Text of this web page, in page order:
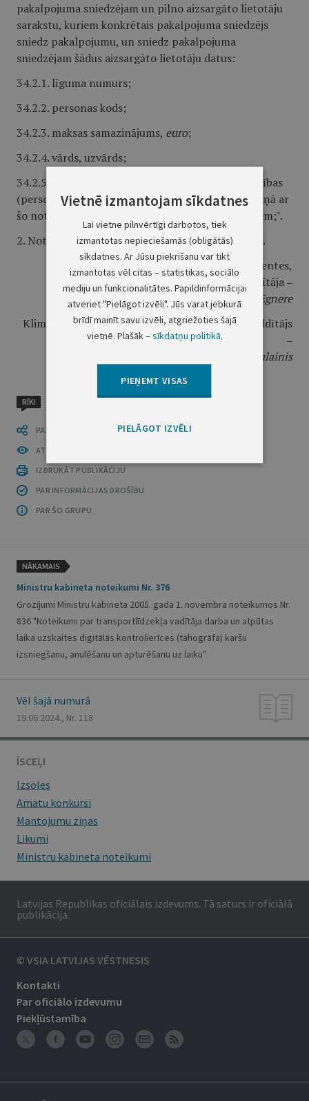
pakalpojuma sniedzējam un pilno aizsargāto lietotāju
sarakstu, kuriem konkrētais pakalpojuma sniedzējs
sniedz pakalpojumu, un sniedz pakalpojuma
sniedzējam šādus aizsargāto lietotāju datus:
34.2.1. līguma numurs;
34.2.2. personas kods;
34.2.3. maksas samazinājums, euro;
34.2.4. vārds, uzvārds;
34.2.5. trūcīgas vai maznodrošinātas mājsaimniecības
(personas) pakalpojuma saņemšanas adrese saskaņā ar
šo noteikumu 28.5. apakšpunktā minētajiem datiem;".
2. Noteikumi stājas spēkā 2024. gada 1. septembrī.
Ministru prezidentes,
kultūras ministra pienākumu izpildītāja ‒
tieslietu ministre I. Lībiņa-Egnere
Klimata un enerģētikas ministra pienākumu izpildītājs
‒
V. Valainis
RĪKI
PASTĀSTI CITIEM
ATVĒRT PUBLIKĀCIJU (PDF)
IZDRUKĀT PUBLIKĀCIJU
PAR INFORMĀCIJAS DROŠĪBU
PAR ŠO GRUPU
NĀKAMAIS
Ministru kabineta noteikumi Nr. 376
Grozījumi Ministru kabineta 2005. gada 1. novembra noteikumos Nr.
836 "Noteikumi par transportlīdzekļa vadītāja darba un atpūtas
laika uzskaites digitālās kontrolierīces (tahogrāfa) karšu
izsniegšanu, anulēšanu un apturēšanu uz laiku"
Vēl šajā numurā
19.06.2024., Nr. 118
ĪSCEĻI
Izsoles
Amatu konkursi
Mantojumu ziņas
Likumi
Ministru kabineta noteikumi
Latvijas Republikas oficiālais izdevums. Tā saturs ir oficiālā
publikācija.
© VSIA LATVIJAS VĒSTNESIS
Kontakti
Par oficiālo izdevumu
Piekļūstamība
Vietnē izmantojam sīkdatnes
Lai vietne pilnvērtīgi darbotos, tiek
izmantotas nepieciešamās (obligātās)
sīkdatnes. Ar Jūsu piekrišanu var tikt
izmantotas vēl citas – statistikas, sociālo
mediju un funkcionalitātes. Papildinformācijai
atveriet "Pielāgot izvēli". Jūs varat jebkurā
brīdī mainīt savu izvēli, atgriežoties šajā
vietnē. Plašāk –sīkdatņu politikā.
PIEŅEMT VISAS
PIELĀGOT IZVĒLI